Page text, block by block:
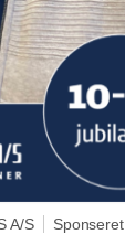
A/S Sponseret